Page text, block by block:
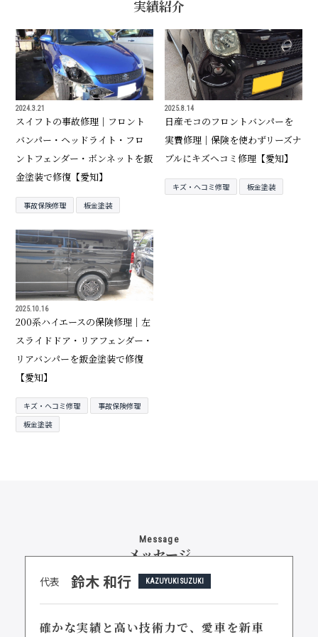
実績紹介
2024.3.21
スイフトの事故修理｜フロント
バンパー・ヘッドライト・フロ
ントフェンダー・ボンネットを鈑
金塗装で修復【愛知】
事故保険修理 板金塗装
2025.8.14
日産モコのフロントバンパーを
実費修理｜保険を使わずリーズナ
ブルにキズヘコミ修理【愛知】
キズ・ヘコミ修理 板金塗装
2025.10.16
200系ハイエースの保険修理｜左
スライドドア・リアフェンダー・
リアバンパーを鈑金塗装で修復
【愛知】
キズ・ヘコミ修理
事故保険修理
板金塗装
Message
メッセージ
代表 鈴木 和行 KAZUYUKI SUZUKI
確かな実績と高い技術力で、愛車を新車